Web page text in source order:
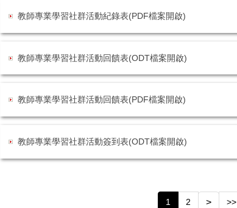
教師專業學習社群活動紀錄表(PDF檔案開啟)
教師專業學習社群活動回饋表(ODT檔案開啟)
教師專業學習社群活動回饋表(PDF檔案開啟)
教師專業學習社群活動簽到表(ODT檔案開啟)
1 2 > >>